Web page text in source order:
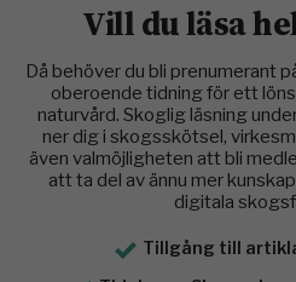
Vill du läsa
Då behöver du bli prenumerant
oberoende tidning för ett
naturvård. Skoglig läsning
ner dig i skogsskötsel,
även valmöjligheten att bli
att ta del av ännu mer
digitala
Tillgång till